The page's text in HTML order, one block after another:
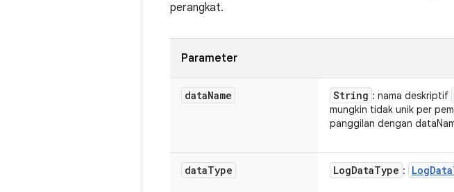
perangkat.
Parameter
dataName String : nama deskriptif
mungkin tidak unik per
panggilan dengan
dataType LogDataType : LogData